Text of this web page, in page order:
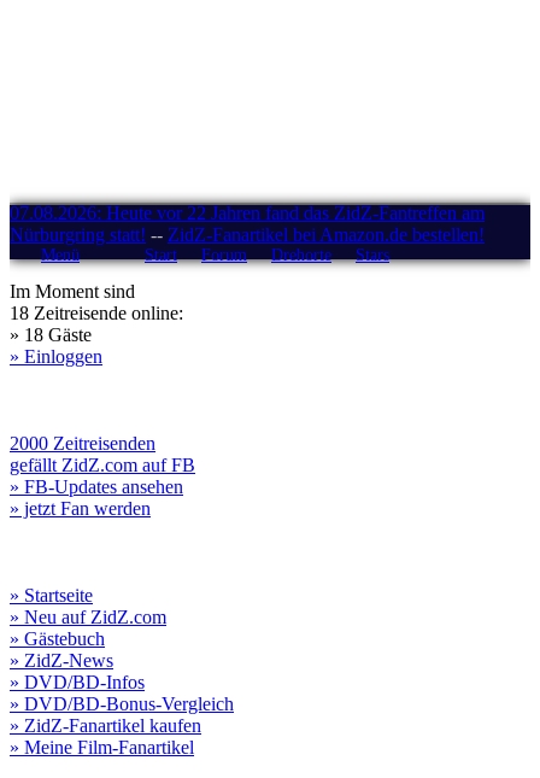
07.08.2026: Heute vor 22 Jahren fand das ZidZ-Fantreffen am
Nürburgring statt! -- ZidZ-Fanartikel bei Amazon.de bestellen!
Menü Start Forum Drehorte Stars
Im Moment sind
18 Zeitreisende online:
» 18 Gäste
» Einloggen
2000 Zeitreisenden
gefällt ZidZ.com auf FB
» FB-Updates ansehen
» jetzt Fan werden
» Startseite
» Neu auf ZidZ.com
» Gästebuch
» ZidZ-News
» DVD/BD-Infos
» DVD/BD-Bonus-Vergleich
» ZidZ-Fanartikel kaufen
» Meine Film-Fanartikel